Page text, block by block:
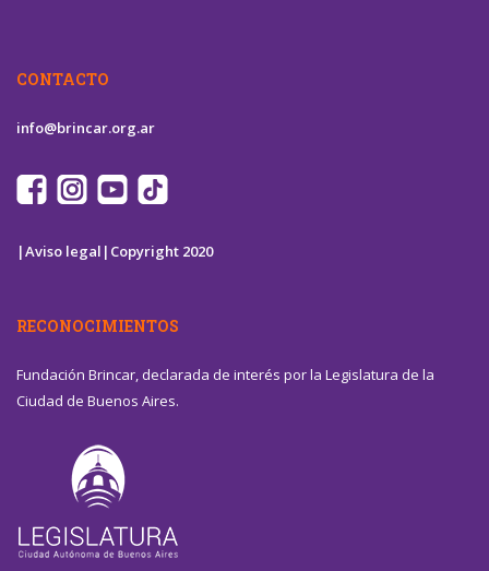
CONTACTO
info@brincar.org.ar
|Aviso legal| Copyright 2020
RECONOCIMIENTOS
Fundación Brincar, declarada de interés por la Legislatura de la
Ciudad de Buenos Aires.